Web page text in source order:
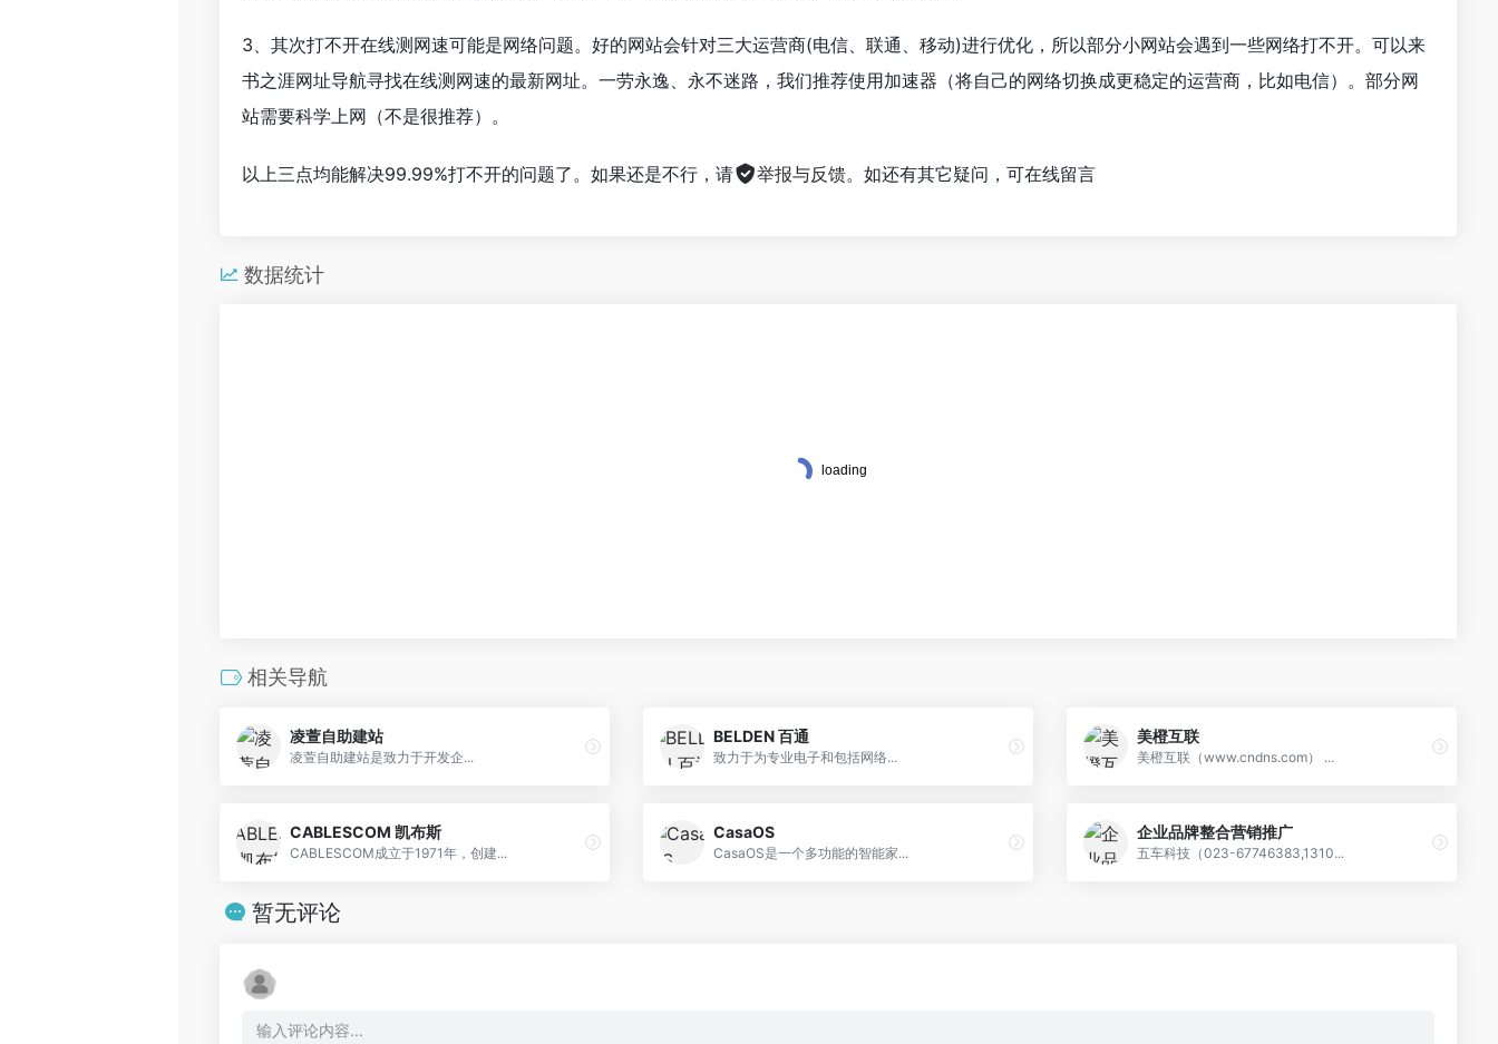
3、其次打不开在线测网速可能是网络问题。好的网站会针对三大运营商(电信、联通、移动)进行优化，所以部分小网站会遇到一些网络打不开。可以来
书之涯网址导航寻找在线测网速的最新网址。一劳永逸、永不迷路，我们推荐使用加速器（将自己的网络切换成更稳定的运营商，比如电信）。部分网
站需要科学上网（不是很推荐）。
以上三点均能解决99.99%打不开的问题了。如果还是不行，请 举报与反馈。如还有其它疑问，可在线留言
数据统计
相关导航
凌萱自助建站
凌萱自助建站是致力于开发企...
BELDEN 百通
致力于为专业电子和包括网络...
美橙互联
美橙互联（www.cndns.com） ...
CABLESCOM 凯布斯
CABLESCOM成立于1971年，创建...
CasaOS
CasaOS是一个多功能的智能家...
企业品牌整合营销推广
五车科技（023-67746383,1310...
暂无评论